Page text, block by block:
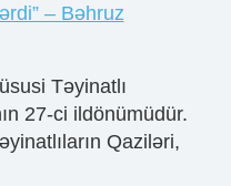
– Bəhruz
Təyinatlı
27-ci ildönümüdür.
Qaziləri,